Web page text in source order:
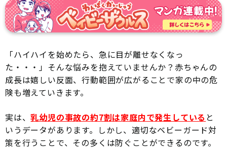
「ハイハイを始めたら、急に目が離せなくなっ
た・・・」そんな悩みを抱えていませんか？赤ちゃんの
成長は嬉しい反面、行動範囲が広がることで家の中の危
険も増えていきます。
実は、乳幼児の事故の約7割は家庭内で発生している と
いうデータがあります。しかし、適切なベビーガード対
策を行うことで、その多くは防ぐことができるのです。